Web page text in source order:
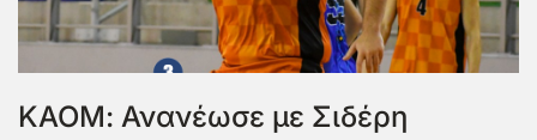
ΚΑΟΜ: Ανανέωσε με Σιδέρη